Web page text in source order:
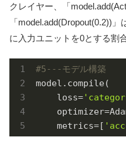
クレイヤー、「
「model.add(Dropout(0.2))
に入力ユニットを0とする割
#5---モデル構築
model.compile(
    loss=
    metrics=[